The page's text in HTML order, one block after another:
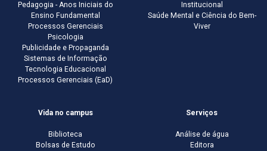
Pedagogia - Anos Iniciais do
Ensino Fundamental
Processos Gerenciais
Psicologia
Publicidade e Propaganda
Sistemas de Informação
Tecnologia Educacional
Processos Gerenciais (EaD)
Institucional
Saúde Mental e Ciência do Bem-
Viver
Vida no campus
Biblioteca
Bolsas de Estudo
Serviços
Análise de água
Editora